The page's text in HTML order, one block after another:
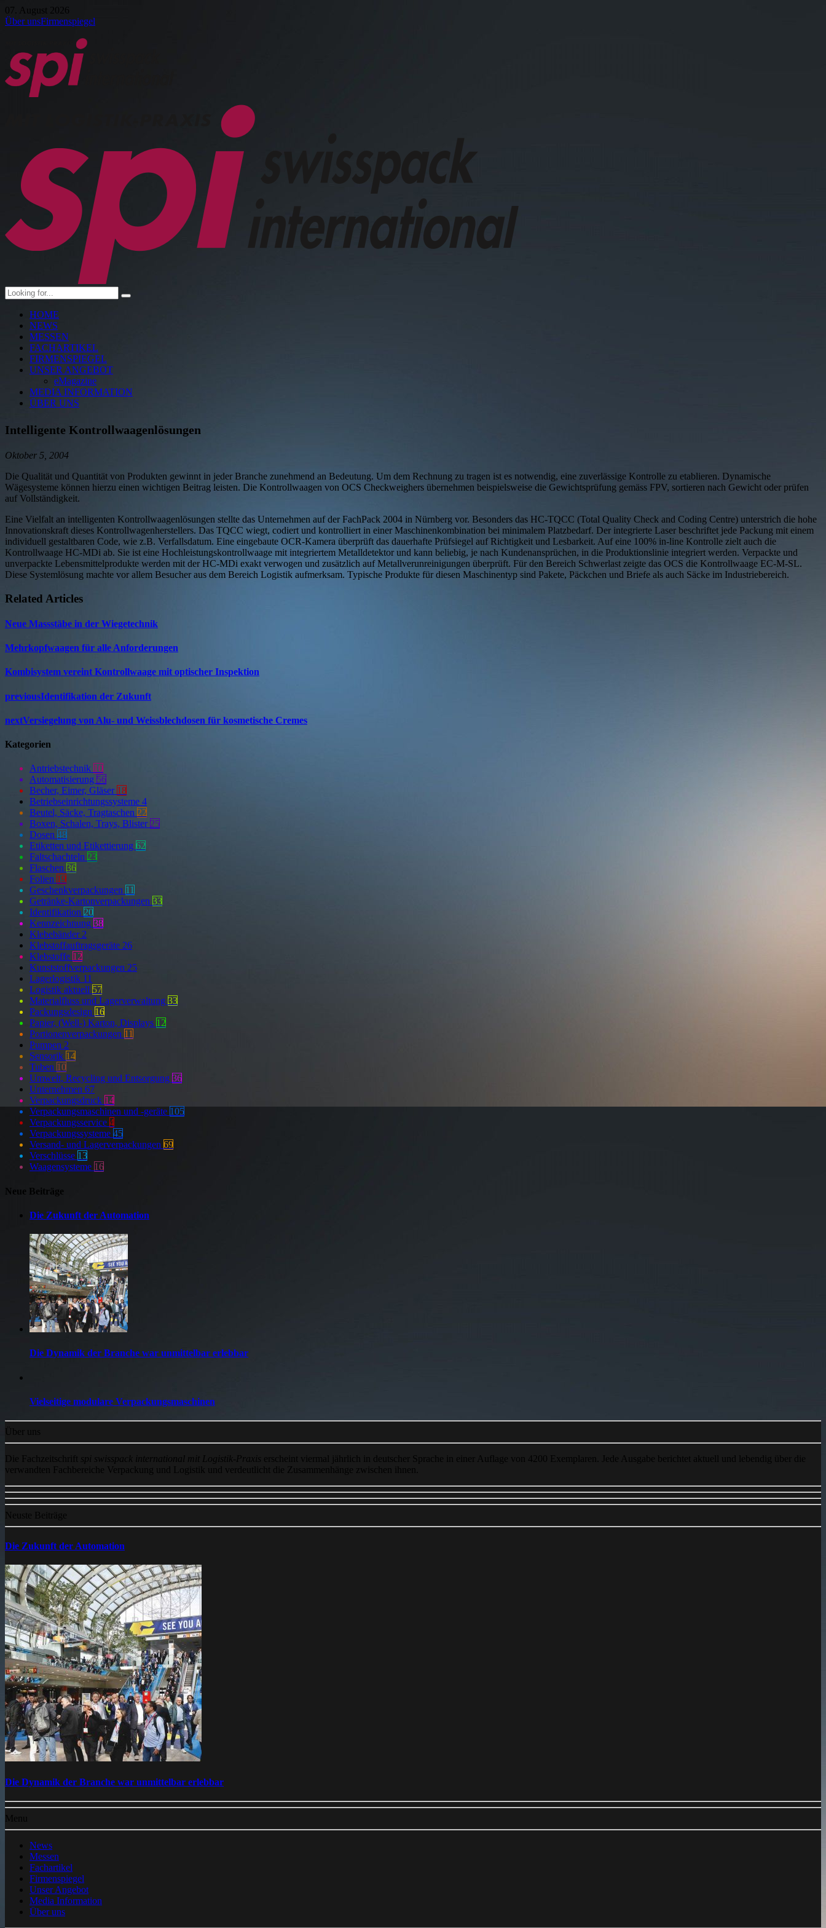
07. August 2026
Über unsFirmenspiegel
HOME
NEWS
MESSEN
FACHARTIKEL
FIRMENSPIEGEL
UNSER ANGEBOT
eMagazine
MEDIA INFORMATION
ÜBER UNS
Intelligente Kontrollwaagenlösungen
Oktober 5, 2004
Die Qualität und Quantität von Produkten gewinnt in jeder Branche zunehmend an Bedeutung. Um dem Rechnung zu tragen ist es notwendig, eine zuverlässige Kontrolle zu etablieren. Dynamische
Wägesysteme können hierzu einen wichtigen Beitrag leisten. Die Kontrollwaagen von OCS Checkweighers übernehmen beispielsweise die Gewichtsprüfung gemäss FPV, sortieren nach Gewicht oder prüfen
auf Vollständigkeit.
Eine Vielfalt an intelligenten Kontrollwaagenlösungen stellte das Unternehmen auf der FachPack 2004 in Nürnberg vor. Besonders das HC-TQCC (Total Quality Check and Coding Centre) unterstrich die hohe
Innovationskraft dieses Kontrollwagenherstellers. Das TQCC wiegt, codiert und kontrolliert in einer Maschinenkombination bei minimalem Platzbedarf. Der integrierte Laser beschriftet jede Packung mit einem
individuell gestaltbaren Code, wie z.B. Verfallsdatum. Eine eingebaute OCR-Kamera überprüft das dauerhafte Prüfsiegel auf Richtigkeit und Lesbarkeit. Auf eine 100% in-line Kontrolle zielt auch die
Kontrollwaage HC-MDi ab. Sie ist eine Hochleistungskontrollwaage mit integriertem Metalldetektor und kann beliebig, je nach Kundenansprüchen, in die Produktionslinie integriert werden. Verpackte und
unverpackte Lebensmittelprodukte werden mit der HC-MDi exakt verwogen und zusätzlich auf Metallverunreinigungen überprüft. Für den Bereich Schwerlast zeigte das OCS die Kontrollwaage EC-M-SL.
Diese Systemlösung machte vor allem Besucher aus dem Bereich Logistik aufmerksam. Typische Produkte für diesen Maschinentyp sind Pakete, Päckchen und Briefe als auch Säcke im Industriebereich.
Related Articles
Neue Massstäbe in der Wiegetechnik
Mehrkopfwaagen für alle Anforderungen
Kombisystem vereint Kontrollwaage mit optischer Inspektion
previousIdentifikation der Zukunft
nextVersiegelung von Alu- und Weissblechdosen für kosmetische Cremes
Kategorien
Antriebstechnik 10
Automatisierung 56
Becher, Eimer, Gläser 18
Betriebseinrichtungssysteme 4
Beutel, Säcke, Tragtaschen 22
Boxen, Schalen, Trays, Blister 25
Dosen 48
Etiketten und Etikettierung 62
Faltschachteln 23
Flaschen 36
Folien 19
Geschenkverpackungen 11
Getränke-Kartonverpackungen 33
Identifikation 20
Kennzeichnung 38
Klebebänder 2
Klebstoffauftragsgeräte 26
Klebstoffe 12
Kunststoffverpackungen 25
Lagerlogistik 11
Logistik aktuell 57
Materialfluss und Lagerverwaltung 33
Packungsdesign 16
Papier, (Well-) Karton, Displays 12
Portionenverpackungen 11
Pumpen 2
Sensorik 14
Tuben 10
Umwelt, Recycling und Entsorgung 36
Unternehmen 67
Verpackungsdruck 14
Verpackungsmaschinen und -geräte 105
Verpackungsservice 4
Verpackungssysteme 45
Versand- und Lagerverpackungen 69
Verschlüsse 13
Waagensysteme 16
Neue Beiträge
Die Zukunft der Automation
Die Dynamik der Branche war unmittelbar erlebbar
Vielseitige modulare Verpackungsmaschinen
Über uns
Die Fachzeitschrift spi swisspack international mit Logistik-Praxis erscheint viermal jährlich in deutscher Sprache in einer Auflage von 4200 Exemplaren. Jede Ausgabe berichtet aktuell und lebendig über die
verwandten Fachbereiche Verpackung und Logistik und verdeutlicht die Zusammenhänge zwischen ihnen.
Neuste Beiträge
Die Zukunft der Automation
Die Dynamik der Branche war unmittelbar erlebbar
Menu
News
Messen
Fachartikel
Firmenspiegel
Unser Angebot
Media Information
Über uns